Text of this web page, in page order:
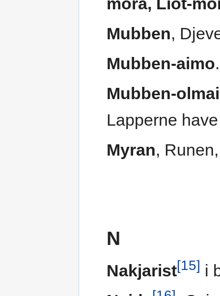
Mubben,
Mubben-aimo
Mubben-olmai
Lapperne
Myran,
N
Nakjarist[15] i